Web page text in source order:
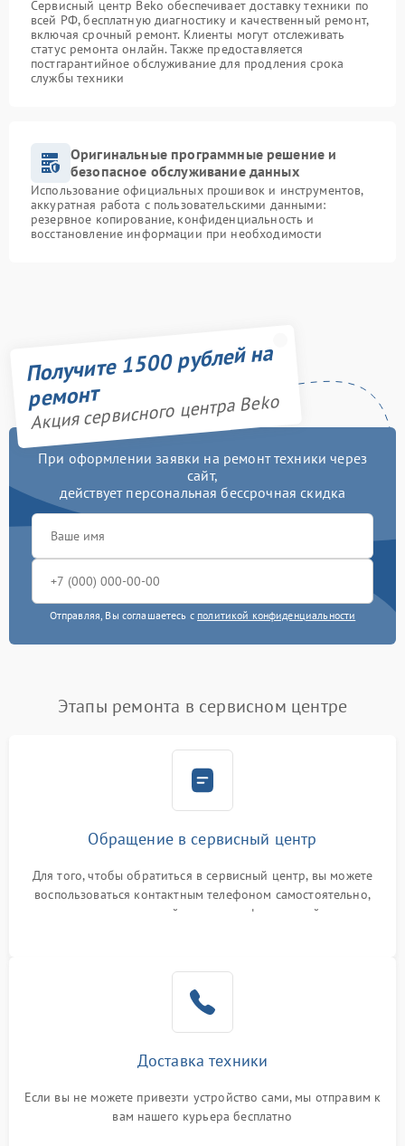
Сервисный центр Beko обеспечивает доставку техники по
всей РФ, бесплатную диагностику и качественный ремонт,
включая срочный ремонт. Клиенты могут отслеживать
статус ремонта онлайн. Также предоставляется
постгарантийное обслуживание для продления срока
службы техники
Оригинальные программные решение и
безопасное обслуживание данных
Использование официальных прошивок и инструментов,
аккуратная работа с пользовательскими данными:
резервное копирование, конфиденциальность и
восстановление информации при необходимости
Получите 1500 рублей на
ремонт
Акция сервисного центра Beko
При оформлении заявки на ремонт техники через
сайт,
действует персональная бессрочная скидка
Отправляя, Вы соглашаетесь с политикой конфиденциальности
Этапы ремонта в сервисном центре
Обращение в сервисный центр
Для того, чтобы обратиться в сервисный центр, вы можете
воспользоваться контактным телефоном самостоятельно,
или оставить свой номер телефона на сайте
Доставка техники
Если вы не можете привезти устройство сами, мы отправим к
вам нашего курьера бесплатно